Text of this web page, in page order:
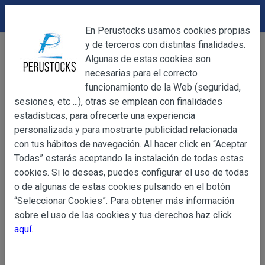
Alimentación
Condimentos y Especias
Sibarita Amarillín Sin Picante 31,2g
OBJETO
Información
Básica
sobre
de Datos
OBJETO
Las presentes Condiciones Generales regulan la
web www.perustocks.es, del que es titular ALBERT
YACARINE (en adelante, PERUSTOCKS).
La adquisición de cualesquiera de los productos
DEVOLUCIONES
En Perustocks usamos cookies propias
y de terceros con distintas finalidades.
Algunas de estas cookies son
necesarias para el correcto
funcionamiento de la Web (seguridad,
sesiones, etc ...), otras se emplean con finalidades
estadísticas, para ofrecerte una experiencia
personalizada y para mostrarte publicidad relacionada
con tus hábitos de navegación. Al hacer click en “Aceptar
Todas” estarás aceptando la instalación de todas estas
cookies. Si lo deseas, puedes configurar el uso de todas
o de algunas de estas cookies pulsando en el botón
“Seleccionar Cookies”. Para obtener más información
sobre el uso de las cookies y tus derechos haz click
aquí.